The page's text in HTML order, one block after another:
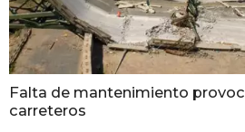
Falta de mantenimiento
carreteros